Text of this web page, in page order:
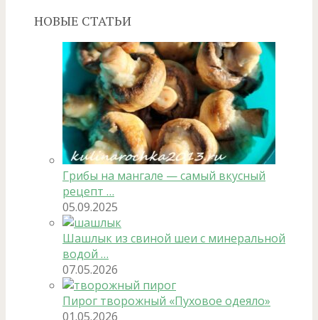
НОВЫЕ СТАТЬИ
Грибы на мангале — самый вкусный
рецепт …
05.09.2025
Шашлык из свиной шеи с минеральной
водой …
07.05.2026
Пирог творожный «Пуховое одеяло»
01.05.2026